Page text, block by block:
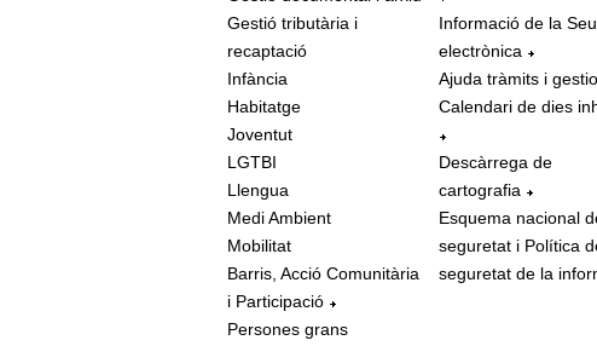
Gestió tributària i
recaptació
Infància
Habitatge
Joventut
LGTBI
Llengua
Medi Ambient
Mobilitat
Barris, Acció Comunitària
i Participació
Persones grans
Informació de la Seu
electrònica
Ajuda tràmits i
Calendari de dies
Descàrrega de
cartografia
Esquema nacional
seguretat i Política
seguretat de la